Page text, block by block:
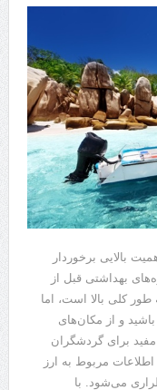
بالایی برخوردار
بهداشتی قبل از
کلی بالا است، اما
و از مکان‌های
برای گردشگران
مربوط به ارز
می‌شود. با